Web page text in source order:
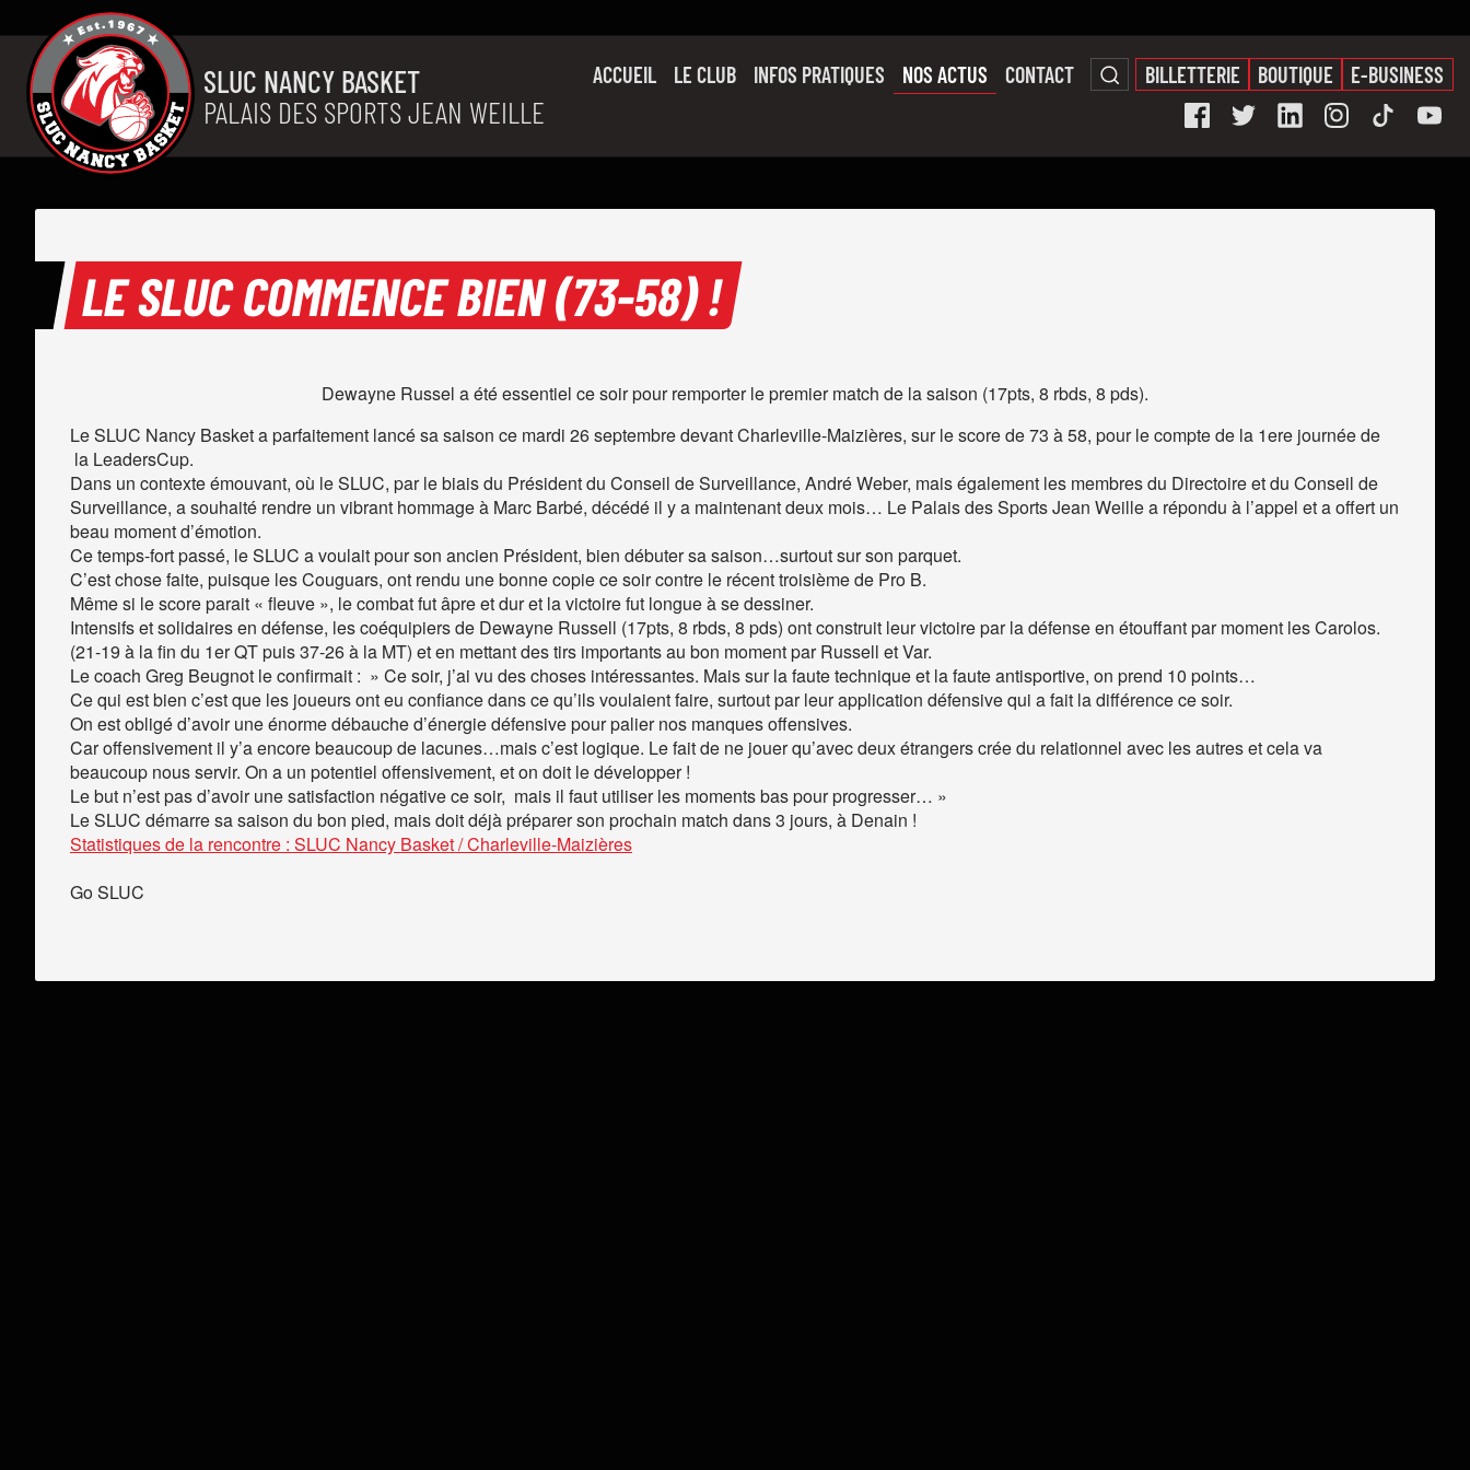
Aller au contenu
SLUC NANCY BASKET
PALAIS DES SPORTS JEAN WEILLE
ACCUEIL
LE CLUB
L’ÉQUIPE PRO
INFOS PRATIQUES NOS ACTUS CONTACT BILLETTERIE BOUTIQUE E-BUSINESS
LE SLUC COMMENCE BIEN (73-58) !
Dewayne Russel a été essentiel ce soir pour remporter le premier match de la saison (17pts, 8 rbds, 8 pds).
Le SLUC Nancy Basket a parfaitement lancé sa saison ce mardi 26 septembre devant Charleville-Maizières, sur le score de 73 à 58, pour le compte de la 1ere journée de
la LeadersCup.
Dans un contexte émouvant, où le SLUC, par le biais du Président du Conseil de Surveillance, André Weber, mais également les membres du Directoire et du Conseil de
Surveillance, a souhaité rendre un vibrant hommage à Marc Barbé, décédé il y a maintenant deux mois… Le Palais des Sports Jean Weille a répondu à l’appel et a offert un
beau moment d’émotion.
Ce temps-fort passé, le SLUC a voulait pour son ancien Président, bien débuter sa saison…surtout sur son parquet.
C’est chose faite, puisque les Couguars, ont rendu une bonne copie ce soir contre le récent troisième de Pro B.
Même si le score parait « fleuve », le combat fut âpre et dur et la victoire fut longue à se dessiner.
Intensifs et solidaires en défense, les coéquipiers de Dewayne Russell (17pts, 8 rbds, 8 pds) ont construit leur victoire par la défense en étouffant par moment les Carolos.
(21-19 à la fin du 1er QT puis 37-26 à la MT) et en mettant des tirs importants au bon moment par Russell et Var.
Le coach Greg Beugnot le confirmait : » Ce soir, j’ai vu des choses intéressantes. Mais sur la faute technique et la faute antisportive, on prend 10 points…
Ce qui est bien c’est que les joueurs ont eu confiance dans ce qu’ils voulaient faire, surtout par leur application défensive qui a fait la différence ce soir.
On est obligé d’avoir une énorme débauche d’énergie défensive pour palier nos manques offensives.
Car offensivement il y’a encore beaucoup de lacunes…mais c’est logique. Le fait de ne jouer qu’avec deux étrangers crée du relationnel avec les autres et cela va
beaucoup nous servir. On a un potentiel offensivement, et on doit le développer !
Le but n’est pas d’avoir une satisfaction négative ce soir, mais il faut utiliser les moments bas pour progresser… »
Le SLUC démarre sa saison du bon pied, mais doit déjà préparer son prochain match dans 3 jours, à Denain !
Statistiques de la rencontre : SLUC Nancy Basket / Charleville-Maizières
Go SLUC